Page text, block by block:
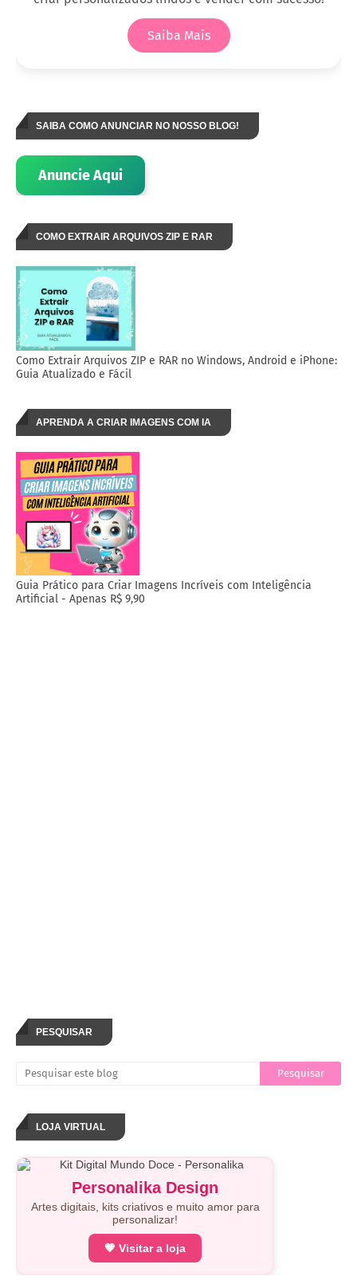
Saiba Mais
SAIBA COMO ANUNCIAR NO NOSSO BLOG!
Anuncie Aqui
COMO EXTRAIR ARQUIVOS ZIP E RAR
Como Extrair Arquivos ZIP e RAR no Windows, Android e iPhone:
Guia Atualizado e Fácil
APRENDA A CRIAR IMAGENS COM IA
Guia Prático para Criar Imagens Incríveis com Inteligência
Artificial - Apenas R$ 9,90
PESQUISAR
LOJA VIRTUAL
Personalika Design
Artes digitais, kits criativos e muito amor para
personalizar!
💗 Visitar a loja